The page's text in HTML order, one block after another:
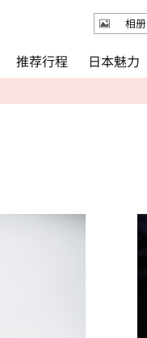
推荐行程 日本魅力
相册